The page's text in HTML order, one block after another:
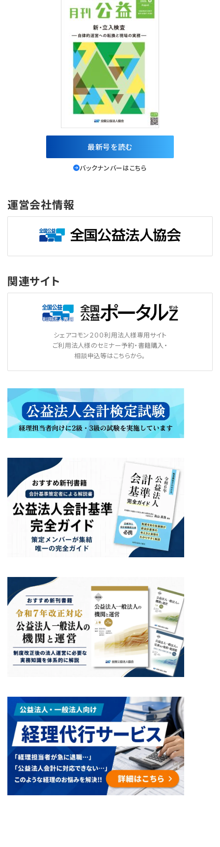
最新号を読む
バックナンバーはこちら
運営会社情報
関連サイト
シェアコモン２００利用法人様専用サイト
ご利用法人様のセミナー予約・書籍購入・
相談申込等はこちらから。